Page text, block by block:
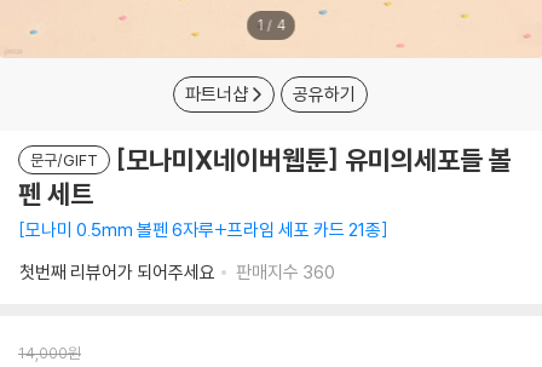
1 / 4
파트너샵 공유하기
문구/GIFT
[모나미X네이버웹툰] 유미의세포들 볼
펜 세트
모나미 0.5mm 볼펜 6자루+프라임 세포 카드 21종
첫번째 리뷰어가 되어주세요
판매지수 360
14,000원